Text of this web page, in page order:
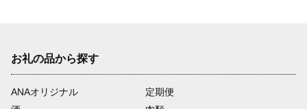
お礼の品から探す
ANAオリジナル
定期便